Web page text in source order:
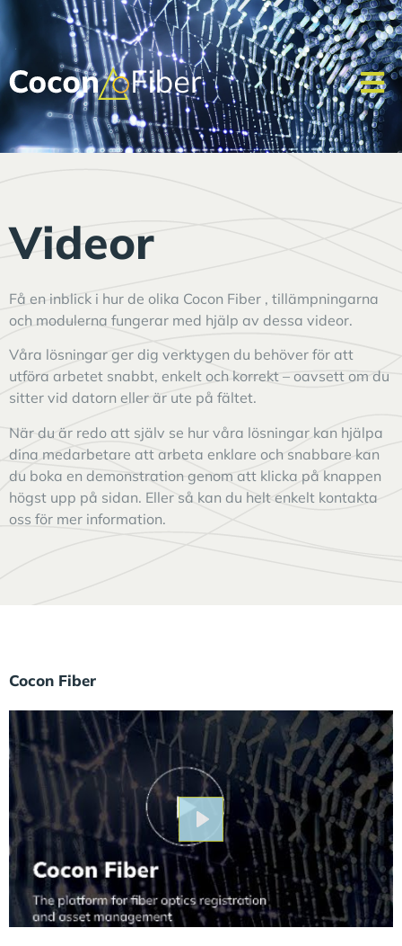
Videor
Få en inblick i hur de olika Cocon Fiber , tillämpningarna
och modulerna fungerar med hjälp av dessa videor.
Våra lösningar ger dig verktygen du behöver för att
utföra arbetet snabbt, enkelt och korrekt – oavsett om du
sitter vid datorn eller är ute på fältet.
När du är redo att själv se hur våra lösningar kan hjälpa
dina medarbetare att arbeta enklare och snabbare kan
du boka en demonstration genom att klicka på knappen
högst upp på sidan. Eller så kan du helt enkelt kontakta
oss för mer information.
Cocon Fiber
Play